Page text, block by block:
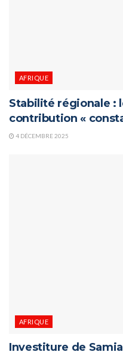
AFRIQUE
Stabilité régionale :
contribution «
4 DÉCEMBRE 2025
AFRIQUE
Investiture de